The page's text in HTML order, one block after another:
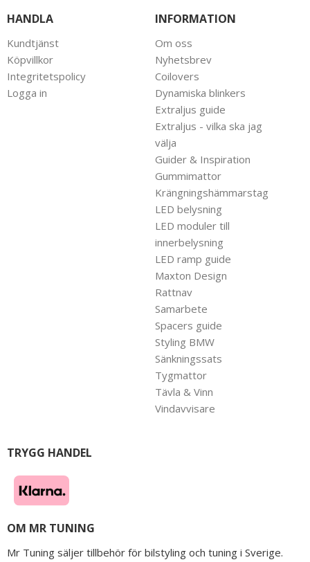
HANDLA
Kundtjänst
Köpvillkor
Integritetspolicy
Logga in
INFORMATION
Om oss
Nyhetsbrev
Coilovers
Dynamiska blinkers
Extraljus guide
Extraljus - vilka ska jag
välja
Guider & Inspiration
Gummimattor
Krängningshämmarstag
LED belysning
LED moduler till
innerbelysning
LED ramp guide
Maxton Design
Rattnav
Samarbete
Spacers guide
Styling BMW
Sänkningssats
Tygmattor
Tävla & Vinn
Vindavvisare
TRYGG HANDEL
OM MR TUNING
Mr Tuning säljer tillbehör för bilstyling och tuning i Sverige.